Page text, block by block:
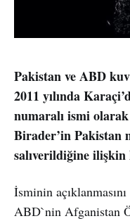
Pakistan ve ABD
2011 yılında
numaralı ismi
Birader’in Pakistan
salıverildiğine
İsminin
ABD`nin Afganistan